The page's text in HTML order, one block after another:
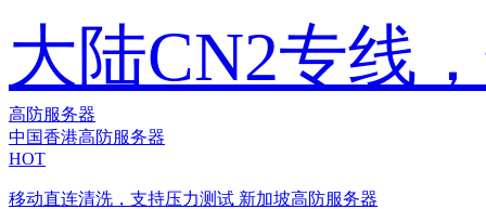
大陆CN2专线
高防服务器
中国香港高防服务器
HOT
移动直连清洗，支持压力测试 新加坡高防服务器